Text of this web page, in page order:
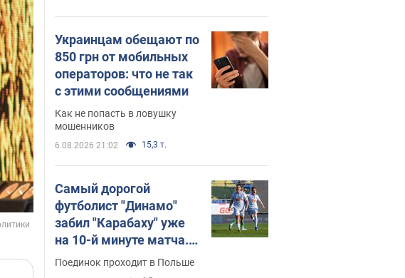
Украинцам обещают по
850 грн от мобильных
операторов: что не так
с этими сообщениями
Как не попасть в ловушку
мошенников
6.08.2026 21:02 15,3 т.
Самый дорогой
футболист "Динамо"
забил "Карабаху" уже
на 10-й минуте матча.
Видео
Поединок проходит в Польше